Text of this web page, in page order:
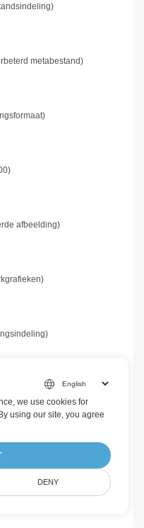
metabestand)
afbeelding)
Media Player-skin)
we use cookies for
using our site, you agree
DENY